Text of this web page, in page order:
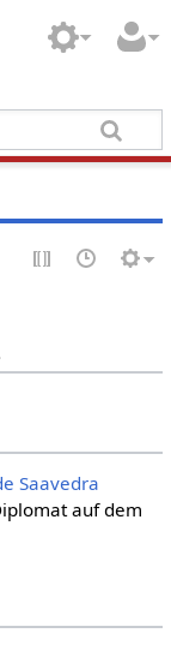
Saavedra
auf dem